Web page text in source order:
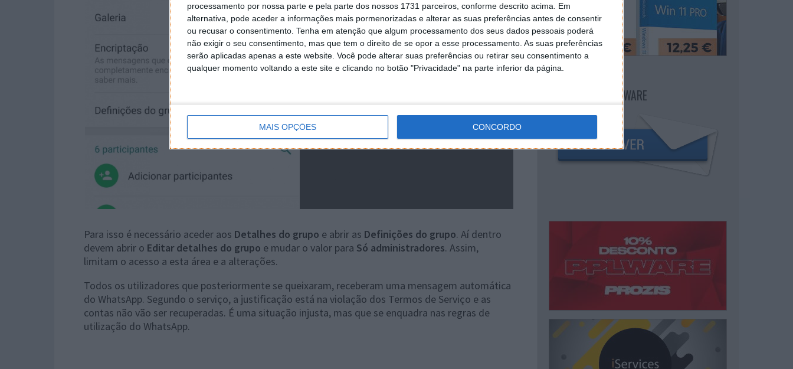
processamento por nossa parte e pela parte dos nossos 1731 parceiros, conforme descrito acima. Em
alternativa, pode aceder a informações mais pormenorizadas e alterar as suas preferências antes de consentir
ou recusar o consentimento. Tenha em atenção que algum processamento dos seus dados pessoais poderá
não exigir o seu consentimento, mas que tem o direito de se opor a esse processamento. As suas preferências
serão aplicadas apenas a este website. Você pode alterar suas preferências ou retirar seu consentimento a
qualquer momento voltando a este site e clicando no botão "Privacidade" na parte inferior da página.
MAIS OPÇÕES CONCORDO
Para isso é necessário aceder aos Detalhes do grupo e abrir as Definições do grupo. Aí dentro
devem abrir o Editar detalhes do grupo e mudar o valor para Só administradores. Assim,
limitam o acesso a esta área e a alterações.
Todos os utilizadores que posteriormente se queixaram, receberam uma mensagem automática
do WhatsApp. Segundo o serviço, a justificação está na violação dos Termos de Serviço e as
contas não vão ser recuperadas. É uma situação injusta, mas que se enquadra nas regras de
utilização do WhatsApp.
NEWSLETTER PPLWARE